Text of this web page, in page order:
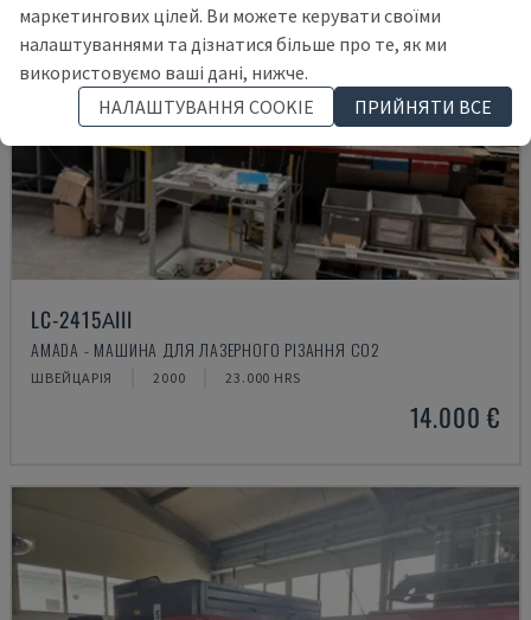
LC-2415ΑIII
AMADA - МАШИНА ДЛЯ ЛАЗЕРНОГО РІЗАННЯ CO2
ШВЕЙЦАРІЯ 2000 23.000 HRS
14.000 €
маркетингових цілей. Ви можете керувати своїми
налаштуваннями та дізнатися більше про те, як ми
використовуємо ваші дані, нижче.
НАЛАШТУВАННЯ COOKIE
ПРИЙНЯТИ ВСЕ